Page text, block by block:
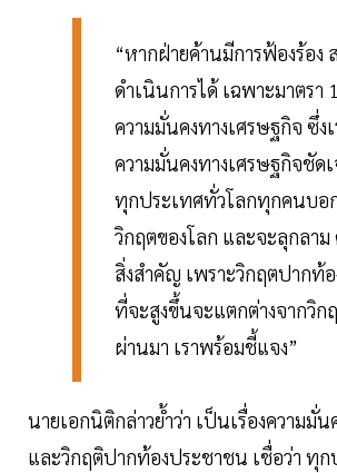
“หากฝ่ายค้านมีการฟ้องร้อง
ดำเนินการได้ เฉพาะมาตรา
ความมั่นคงทางเศรษฐกิจ ซึ่ง
ความมั่นคงทางเศรษฐกิจชัด
ทุกประเทศทั่วโลกทุกคนบอ
วิกฤตของโลก และจะลุกลาม
สิ่งสำคัญ เพราะวิกฤตปากท้
ที่จะสูงขึ้นจะแตกต่างจากวิก
ผ่านมา เราพร้อมชี้แจง”
นายเอกนิติกล่าวย้ำว่า เป็นเรื่องความมั่น
และวิกฤติปากท้องประชาชน เชื่อว่า ทุก